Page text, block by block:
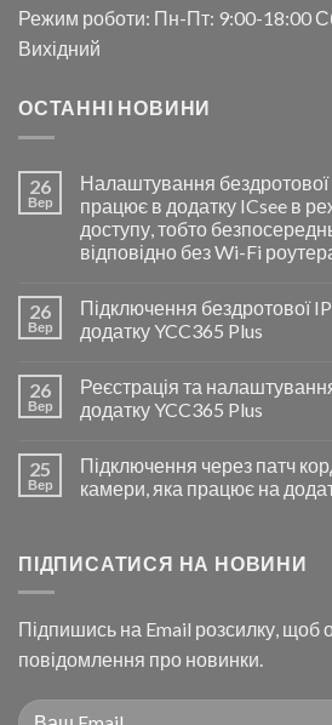
Режим роботи: Пн-Пт: 9:00-18:00
Вихідний
ОСТАННІ НОВИНИ
26
Вер
Налаштування бездротової
працює в додатку ICsee в
доступу, тобто
відповідно без Wi-Fi
26
Вер
Підключення бездротової
додатку YCC365 Plus
26
Вер
Реєстрація та
додатку YCC365 Plus
25
Вер
Підключення через патч
камери, яка працює на
ПІДПИСАТИСЯ НА НОВИНИ
Підпишись на Email розсилку, щоб
повідомлення про новинки.